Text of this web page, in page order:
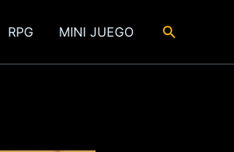
RPG MINI JUEGO Buscar